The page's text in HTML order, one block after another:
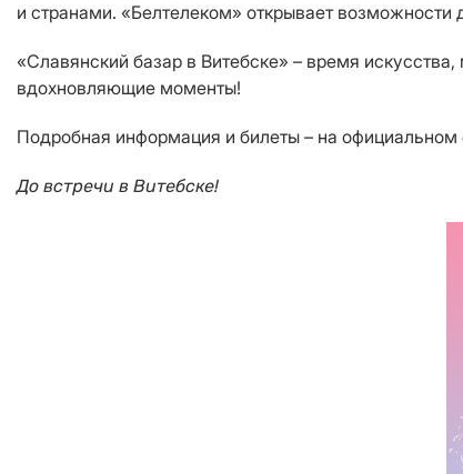
и странами. «Белтелеком» открывает
«Славянский базар в Витебске» – время
вдохновляющие моменты!
Подробная информация и билеты – на официальном
До встречи в Витебске!